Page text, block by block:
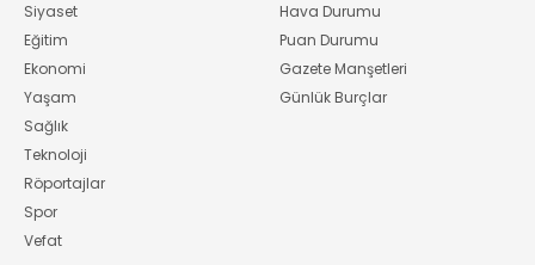
Siyaset
Eğitim
Ekonomi
Yaşam
Sağlık
Teknoloji
Röportajlar
Spor
Vefat
Hava Durumu
Puan Durumu
Gazete Manşetleri
Günlük Burçlar